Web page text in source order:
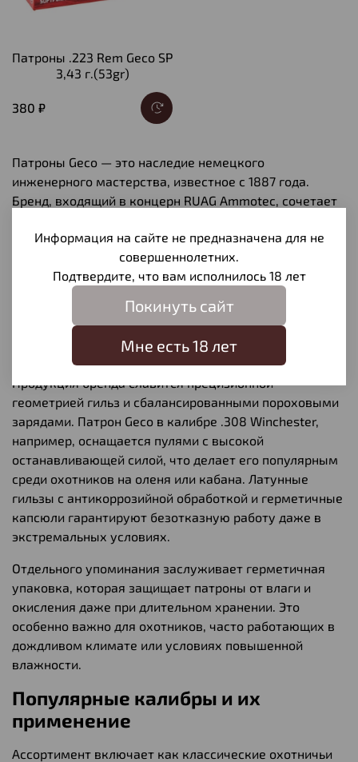
Патроны .223 Rem Geco SP
3,43 г.(53gr)
380 ₽
Патроны Geco — это наследие немецкого
инженерного мастерства, известное с 1887 года.
Бренд, входящий в концерн RUAG Ammotec, сочетает
качества, предлагая решения для охоты, спорта и
практической стрельбы. Производитель патронов
Geco уделяет особое внимание стабильности боя и
ценит надежность.
Особенности патронов Geco
Продукция бренда славится прецизионной
геометрией гильз и сбалансированными пороховыми
зарядами. Патрон Geco в калибре .308 Winchester,
например, оснащается пулями с высокой
останавливающей силой, что делает его популярным
среди охотников на оленя или кабана. Латунные
гильзы с антикоррозийной обработкой и герметичные
капсюли гарантируют безотказную работу даже в
экстремальных условиях.
Отдельного упоминания заслуживает герметичная
упаковка, которая защищает патроны от влаги и
окисления даже при длительном хранении. Это
особенно важно для охотников, часто работающих в
дождливом климате или условиях повышенной
влажности.
Популярные калибры и их
применение
Ассортимент включает как классические охотничьи
Информация на сайте не предназначена для не
совершеннолетних.
Подтвердите, что вам исполнилось 18 лет
Покинуть сайт
Мне есть 18 лет